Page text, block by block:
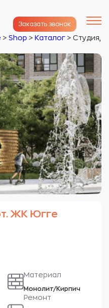
Заказать звонок
> Shop > Каталог > Студия,
ЖК Югге
Материал
Монолит/Кирпич
Ремонт